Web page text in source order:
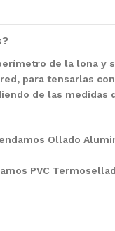
de la lona y
para tensarlas
de las medidas
Ollado
PVC